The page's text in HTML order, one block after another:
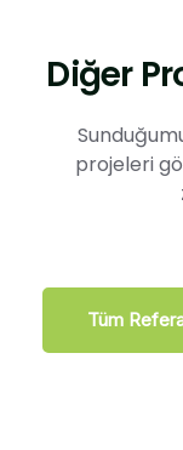
Diğer
projeleri
Tüm